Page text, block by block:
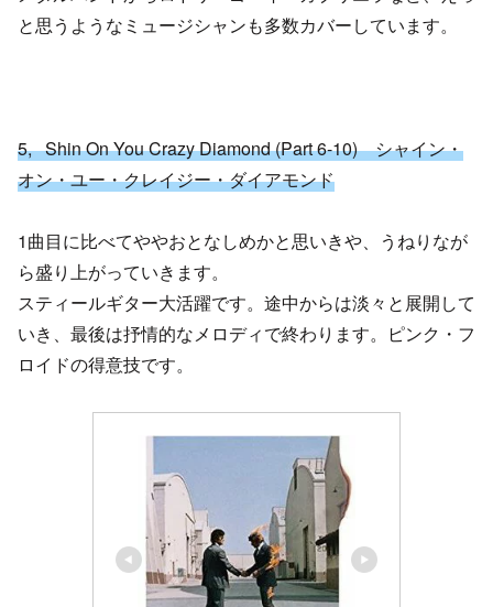
と思うようなミュージシャンも多数カバーしています。
5, Shin On You Crazy Diamond (Part 6-10) シャイン・
オン・ユー・クレイジー・ダイアモンド
1曲目に比べてややおとなしめかと思いきや、うねりなが
ら盛り上がっていきます。
スティールギター大活躍です。途中からは淡々と展開して
いき、最後は抒情的なメロディで終わります。ピンク・フ
ロイドの得意技です。